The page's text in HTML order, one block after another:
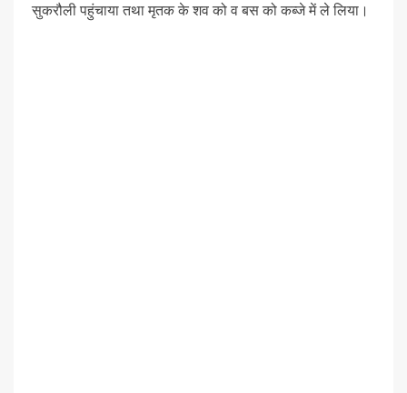
सुकरौली पहुंचाया तथा मृतक के शव को व बस को कब्जे में ले लिया।